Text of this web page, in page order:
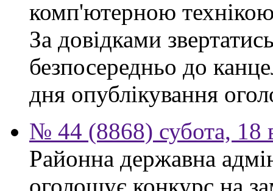
комп'ютерною
За довідками
безпосередньо до
дня опублікування
№ 44 (8868) субота, 18
Районна державна
оголошує конкурс на